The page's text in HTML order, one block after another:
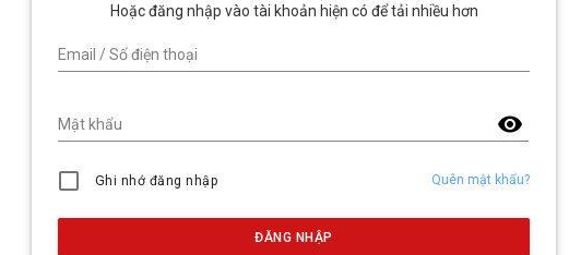
Hoặc đăng nhập vào tài khoản hiện có để tải nhiều hơn
Email / Số điện thoại
visibility
Mật khẩu
Ghi nhớ đăng nhập Quên mật khẩu?
ĐĂNG NHẬP